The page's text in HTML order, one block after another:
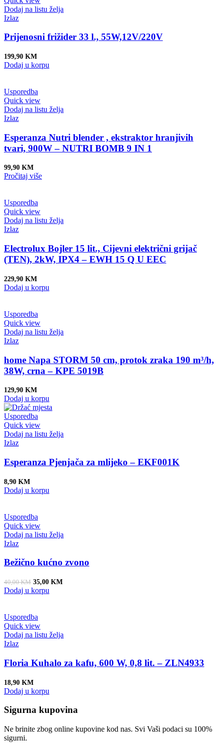
Dodaj na listu želja
Izlaz
Prijenosni frižider 33 l., 55W,12V/220V
199,90 KM
Dodaj u korpu
Usporedba
Quick view
Dodaj na listu želja
Izlaz
Esperanza Nutri blender , ekstraktor hranjivih
tvari, 900W – NUTRI BOMB 9 IN 1
99,90 KM
Pročitaj više
Usporedba
Quick view
Dodaj na listu želja
Izlaz
Electrolux Bojler 15 lit., Cijevni električni grijač
(TEN), 2kW, IPX4 – EWH 15 Q U EEC
229,90 KM
Dodaj u korpu
Usporedba
Quick view
Dodaj na listu želja
Izlaz
home Napa STORM 50 cm, protok zraka 190 m³/h,
38W, crna – KPE 5019B
129,90 KM
Dodaj u korpu
Usporedba
Quick view
Dodaj na listu želja
Izlaz
Esperanza Pjenjača za mlijeko – EKF001K
8,90 KM
Dodaj u korpu
Usporedba
Quick view
Dodaj na listu želja
Izlaz
Bežično kućno zvono
40,00KM Original price was: 40,00 KM.
35,00 KM
Dodaj u korpu
Usporedba
Quick view
Dodaj na listu želja
Izlaz
Floria Kuhalo za kafu, 600 W, 0,8 lit. – ZLN4933
18,90 KM
Dodaj u korpu
Sigurna kupovina
Ne brinite zbog online kupovine kod nas. Svi Vaši podaci su 100%
sigurni.